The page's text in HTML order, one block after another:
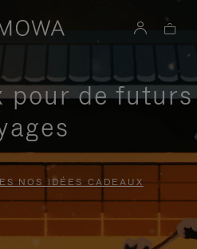
pour de futurs
NOS IDÉES CADEAUX